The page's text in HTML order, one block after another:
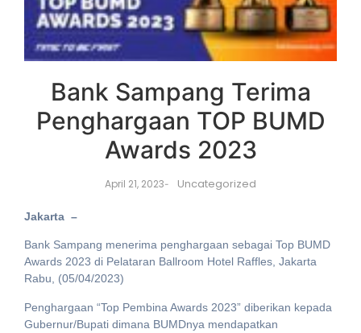
Bank Sampang Terima
Penghargaan TOP BUMD
Awards 2023
April 21, 2023- Uncategorized
Jakarta –
Bank Sampang menerima penghargaan sebagai Top BUMD
Awards 2023 di Pelataran Ballroom Hotel Raffles, Jakarta
Rabu, (05/04/2023)
Penghargaan “Top Pembina Awards 2023” diberikan kepada
Gubernur/Bupati dimana BUMDnya mendapatkan